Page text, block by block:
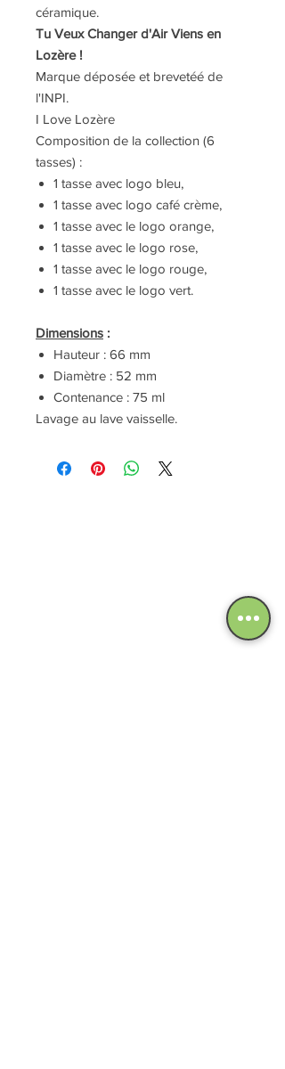
céramique.
Tu Veux Changer d'Air Viens en
Lozère !
Marque déposée et brevetéé de
l'INPI.
I Love Lozère
Composition de la collection (6
tasses) :
1 tasse avec logo bleu,
1 tasse avec logo café crème,
1 tasse avec le logo orange,
1 tasse avec le logo rose,
1 tasse avec le logo rouge,
1 tasse avec le logo vert.
Dimensions :
Hauteur : 66 mm
Diamètre : 52 mm
Contenance : 75 ml
Lavage au lave vaisselle.